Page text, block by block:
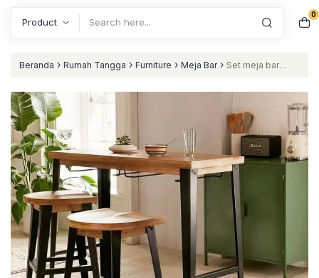
0
Beranda › Rumah Tangga › Furniture › Meja Bar › Set meja bar
furniture